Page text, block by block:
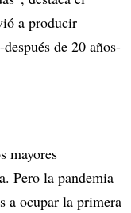
a producir
de 20 años-
mayores
Pero la pandemia
a ocupar la primera